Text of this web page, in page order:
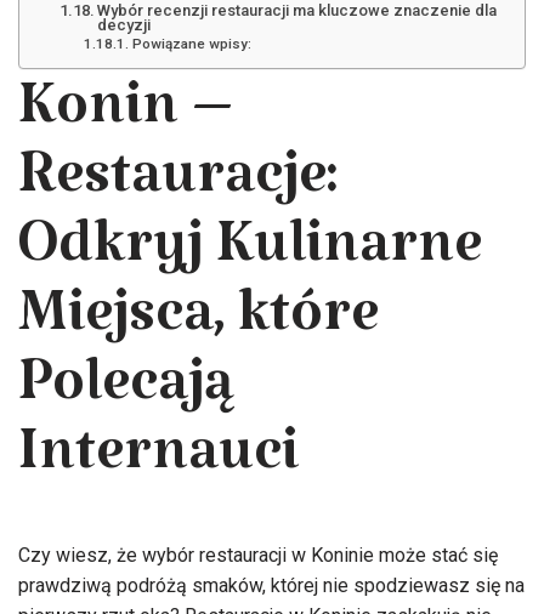
Wybór recenzji restauracji ma kluczowe znaczenie dla
decyzji
Powiązane wpisy:
Konin –
Restauracje:
Odkryj Kulinarne
Miejsca, które
Polecają
Internauci
Czy wiesz, że wybór restauracji w Koninie może stać się
prawdziwą podróżą smaków, której nie spodziewasz się na